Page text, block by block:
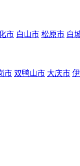
市 白山市 松原市 白
市 双鸭山市 大庆市